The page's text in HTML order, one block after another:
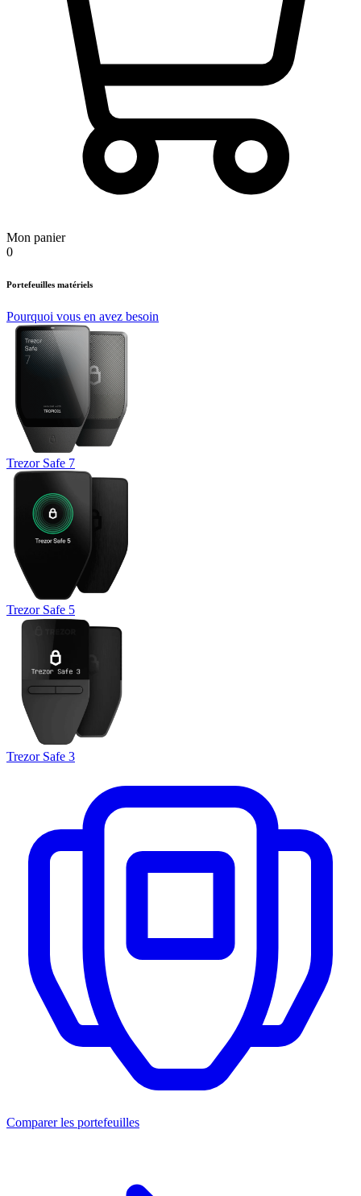
Mon panier
0
Portefeuilles matériels
Pourquoi vous en avez besoin
Trezor Safe 7
Trezor Safe 5
Trezor Safe 3
Comparer les portefeuilles